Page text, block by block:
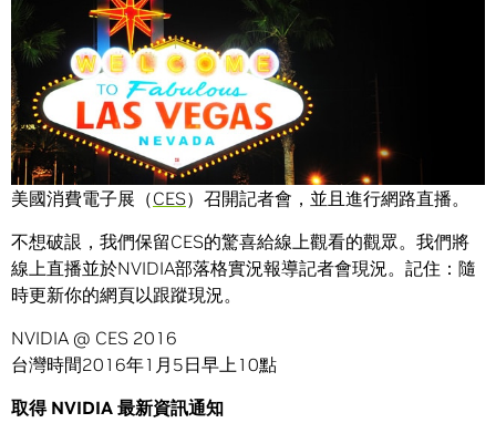
NVIDIA 黃仁勳總裁將於美西時間2016年1月4日晚上6點於
美國消費電子展（CES）召開記者會，並且進行網路直播。
不想破詪，我們保留CES的驚喜給線上觀看的觀眾。我們將
線上直播並於NVIDIA部落格實況報導記者會現況。記住：隨
時更新你的網頁以跟蹤現況。
NVIDIA @ CES 2016
台灣時間2016年1月5日早上10點
取得NVIDIA 最新資訊通知